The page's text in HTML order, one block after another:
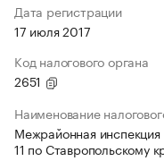
Дата регистрации
17 июля 2017
Код налогового органа
2651
Наименование
Межрайонная
11 по Ставропольскому